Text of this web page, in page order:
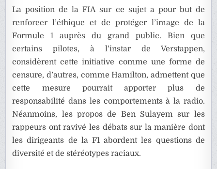
La position de la FIA sur ce sujet a pour but de
renforcer l’éthique et de protéger l’image de la
Formule 1 auprès du grand public. Bien que
certains pilotes, à l’instar de Verstappen,
considèrent cette initiative comme une forme de
censure, d’autres, comme Hamilton, admettent que
cette mesure pourrait apporter plus de
responsabilité dans les comportements à la radio.
Néanmoins, les propos de Ben Sulayem sur les
rappeurs ont ravivé les débats sur la manière dont
les dirigeants de la F1 abordent les questions de
diversité et de stéréotypes raciaux.